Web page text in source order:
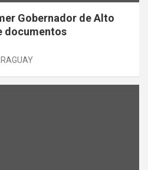
Gobernador de Alto
documentos